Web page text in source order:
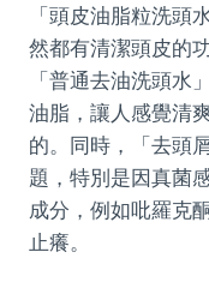
「頭皮油脂粒洗頭
然都有清潔頭皮的
「普通去油洗頭水
油脂，讓人感覺清
的。同時，「去頭
題，特別是因真菌
成分，例如吡羅克
止癢。